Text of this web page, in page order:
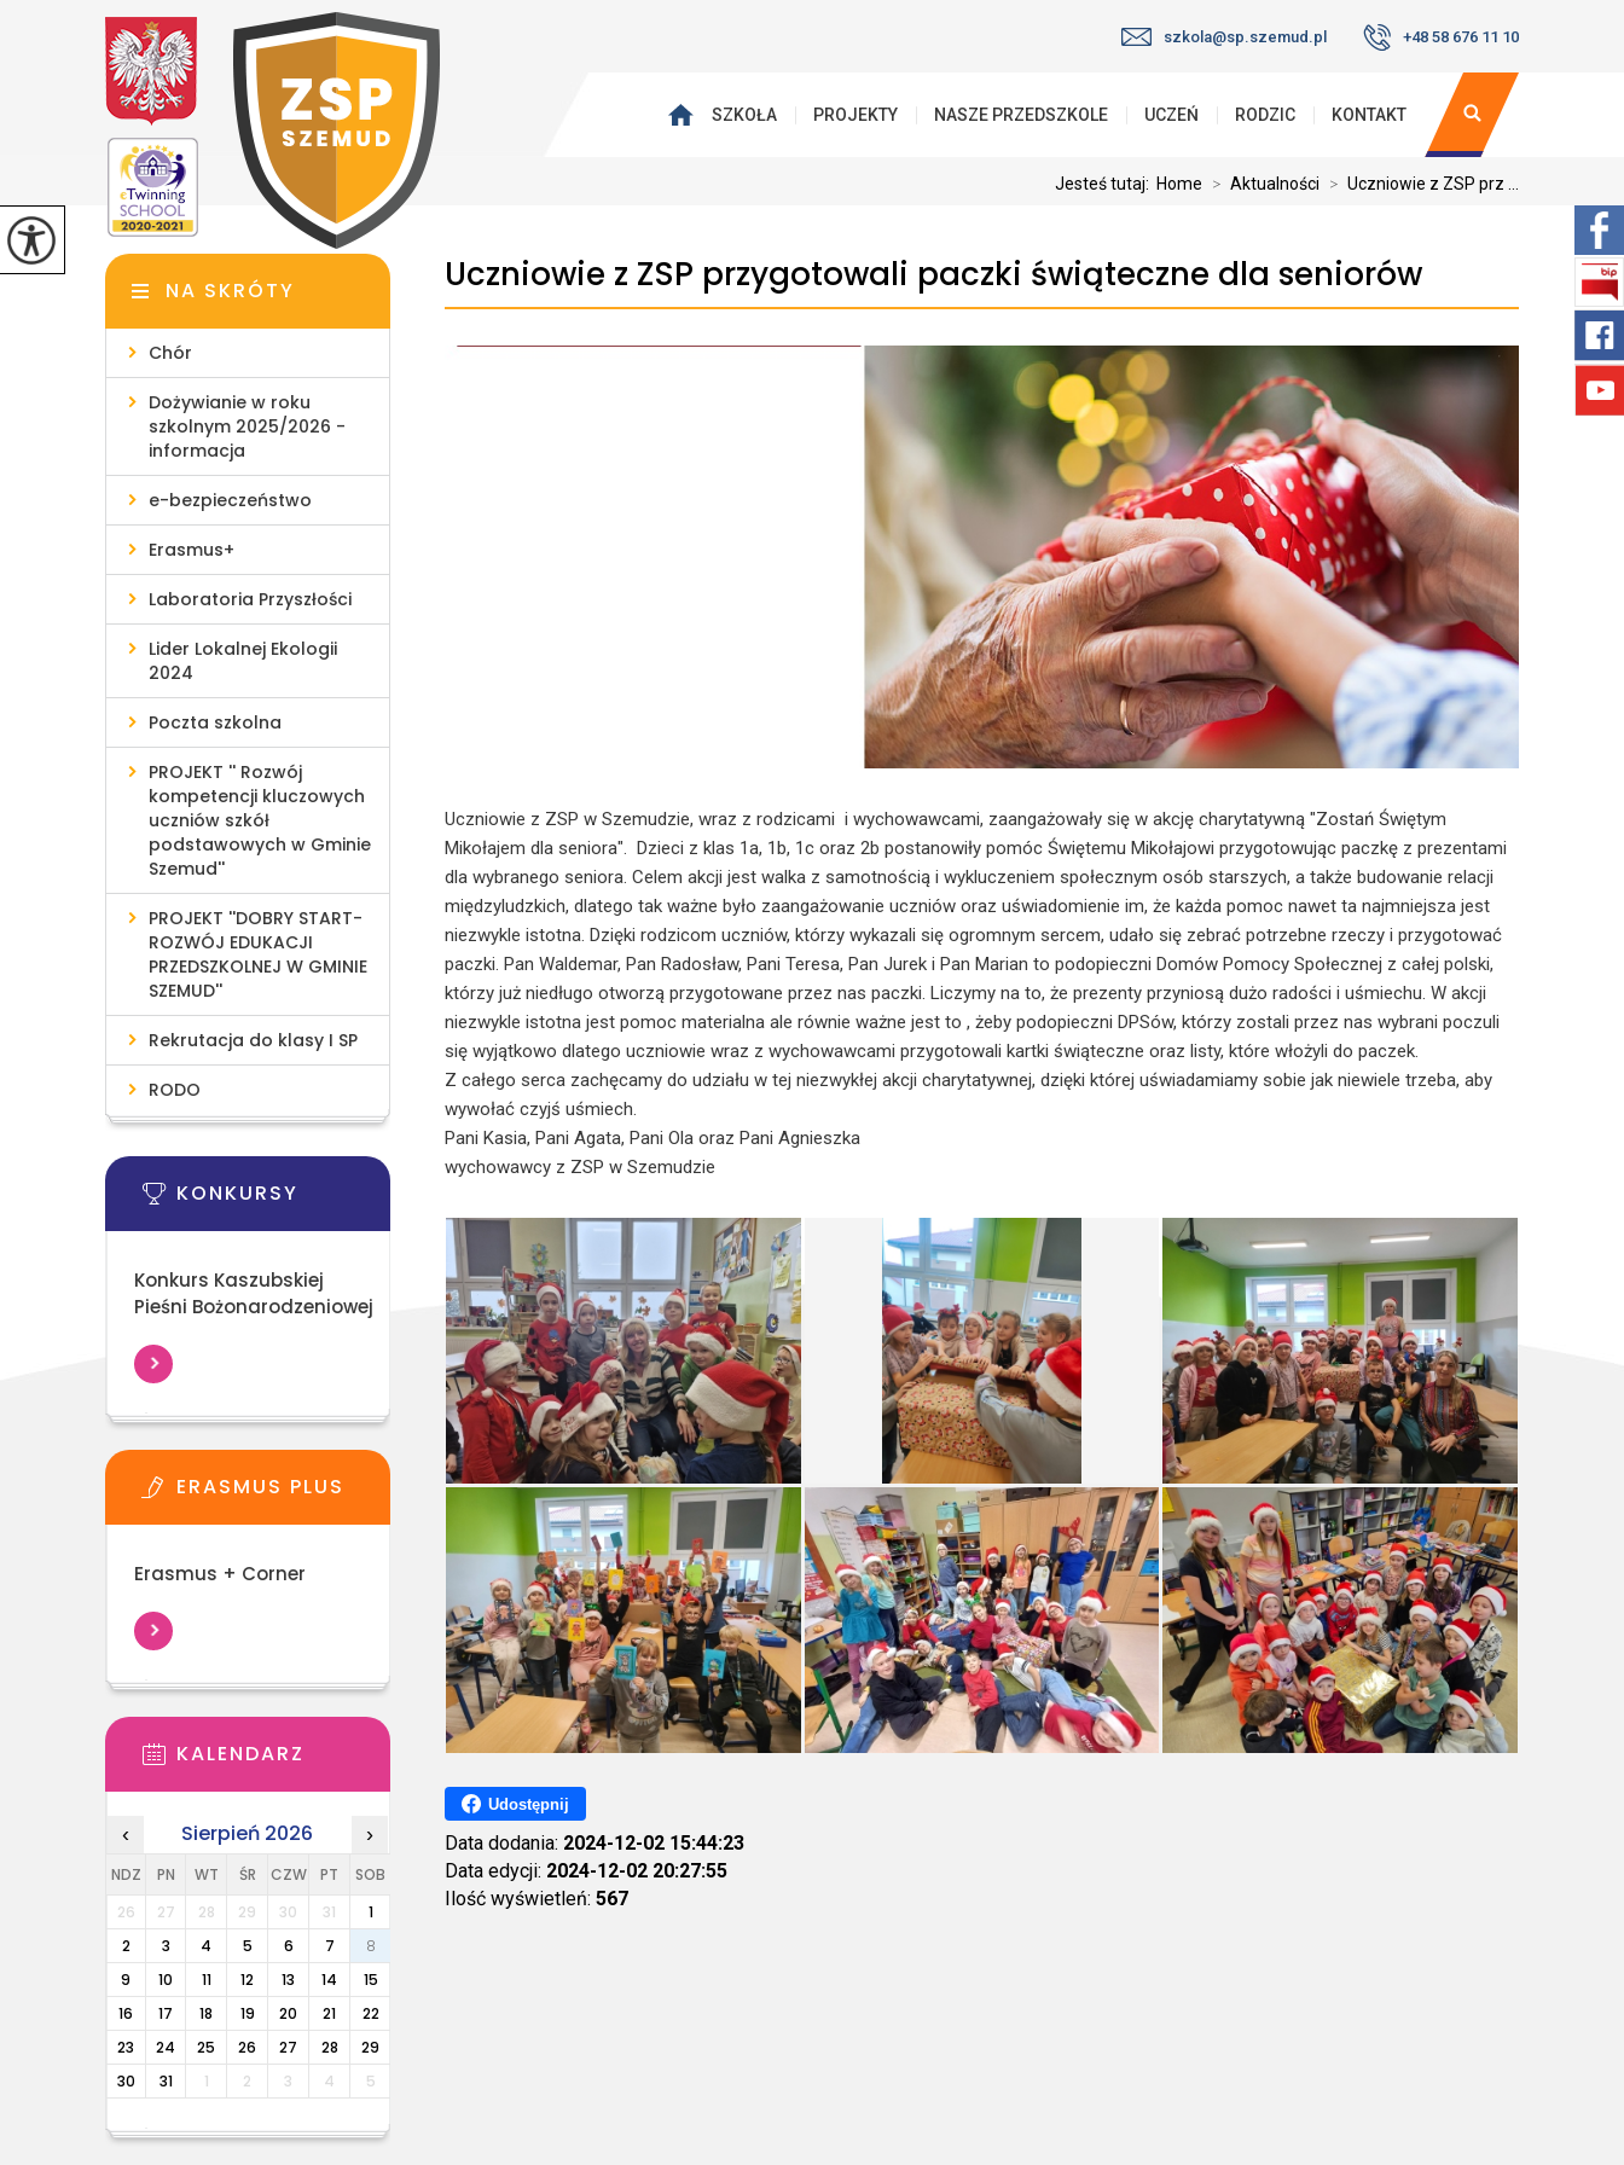
szkola@sp.szemud.pl +48 58 676 11 10
SZKOŁA PROJEKTY NASZE PRZEDSZKOLE UCZEŃ RODZIC KONTAKT
Jesteś tutaj: Home > Aktualności > Uczniowie z ZSP prz ...
Uczniowie z ZSP przygotowali paczki świąteczne dla seniorów
Uczniowie z ZSP w Szemudzie, wraz z rodzicami i wychowawcami, zaangażowały się w akcję charytatywną "Zostań Świętym
Mikołajem dla seniora". Dzieci z klas 1a, 1b, 1c oraz 2b postanowiły pomóc Świętemu Mikołajowi przygotowując paczkę z prezentami
dla wybranego seniora. Celem akcji jest walka z samotnością i wykluczeniem społecznym osób starszych, a także budowanie relacji
międzyludzkich, dlatego tak ważne było zaangażowanie uczniów oraz uświadomienie im, że każda pomoc nawet ta najmniejsza jest
niezwykle istotna. Dzięki rodzicom uczniów, którzy wykazali się ogromnym sercem, udało się zebrać potrzebne rzeczy i przygotować
paczki. Pan Waldemar, Pan Radosław, Pani Teresa, Pan Jurek i Pan Marian to podopieczni Domów Pomocy Społecznej z całej polski,
którzy już niedługo otworzą przygotowane przez nas paczki. Liczymy na to, że prezenty przyniosą dużo radości i uśmiechu. W akcji
niezwykle istotna jest pomoc materialna ale równie ważne jest to , żeby podopieczni DPSów, którzy zostali przez nas wybrani poczuli
się wyjątkowo dlatego uczniowie wraz z wychowawcami przygotowali kartki świąteczne oraz listy, które włożyli do paczek.
Z całego serca zachęcamy do udziału w tej niezwykłej akcji charytatywnej, dzięki której uświadamiamy sobie jak niewiele trzeba, aby
wywołać czyjś uśmiech.
Pani Kasia, Pani Agata, Pani Ola oraz Pani Agnieszka
wychowawcy z ZSP w Szemudzie
Udostępnij
Data dodania: 2024-12-02 15:44:23
Data edycji: 2024-12-02 20:27:55
Ilość wyświetleń: 567
NA SKRÓTY
Chór
Dożywianie w roku
szkolnym 2025/2026 -
informacja
e-bezpieczeństwo
Erasmus+
Laboratoria Przyszłości
Lider Lokalnej Ekologii
2024
Poczta szkolna
PROJEKT '' Rozwój
kompetencji kluczowych
uczniów szkół
podstawowych w Gminie
Szemud''
PROJEKT ''DOBRY START-
ROZWÓJ EDUKACJI
PRZEDSZKOLNEJ W GMINIE
SZEMUD''
Rekrutacja do klasy I SP
RODO
KONKURSY
Konkurs Kaszubskiej
Pieśni Bożonarodzeniowej
ERASMUS PLUS
Erasmus + Corner
KALENDARZ
‹ Sierpień 2026 ›
NDZ PN WT ŚR CZW PT
SOB
26
27 28 29 30 31
1
2
3 4 5 6 7
8
9
10 11 12 13 14
15
16
17 18 19 20 21
22
23
24 25 26 27 28
29
30
31 1 2 3 4 5